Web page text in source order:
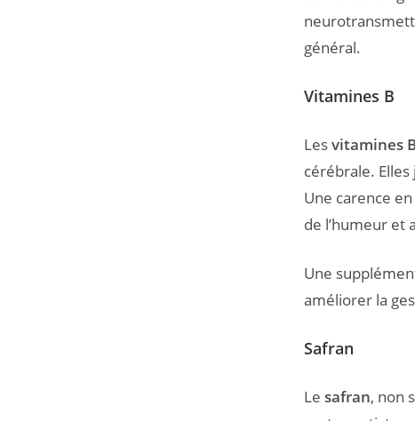
général.
Vitamines B
Lesvitamines
cérébrale.
Une carence en
de l’humeur et
Une
améliorer la
Safran
Le safran, non